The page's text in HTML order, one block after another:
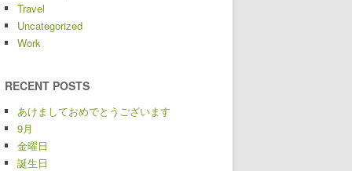
Travel
Uncategorized
Work
RECENT POSTS
あけましておめでとうございます
9月
金曜日
誕生日